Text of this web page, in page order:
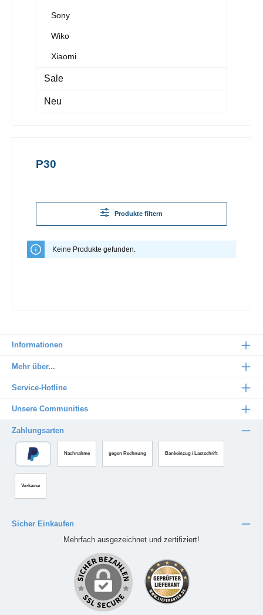
Sony
Wiko
Xiaomi
Sale
Neu
P30
Produkte filtern
Keine Produkte gefunden.
Informationen
Mehr über...
Service-Hotline
Unsere Communities
Zahlungsarten
Nachnahme gegen Rechnung Bankeinzug / Lastschrift
Vorkasse
Sicher Einkaufen
Mehrfach ausgezeichnet und zertifiziert!